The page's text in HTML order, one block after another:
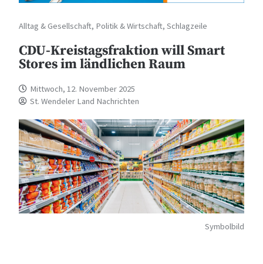
Alltag & Gesellschaft, Politik & Wirtschaft,Schlagzeile
CDU-Kreistagsfraktion will Smart
Stores im ländlichen Raum
Mittwoch, 12. November 2025
St. Wendeler Land Nachrichten
Symbolbild